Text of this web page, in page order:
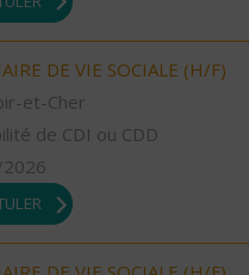
DE VIE SOCIALE (H/F)
et-Cher
de CDI ou CDD